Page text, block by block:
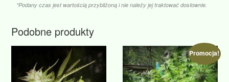
*Podany czas jest wartością przybliżoną i nie należy jej traktować dosłownie.
Podobne produkty
Promocja!